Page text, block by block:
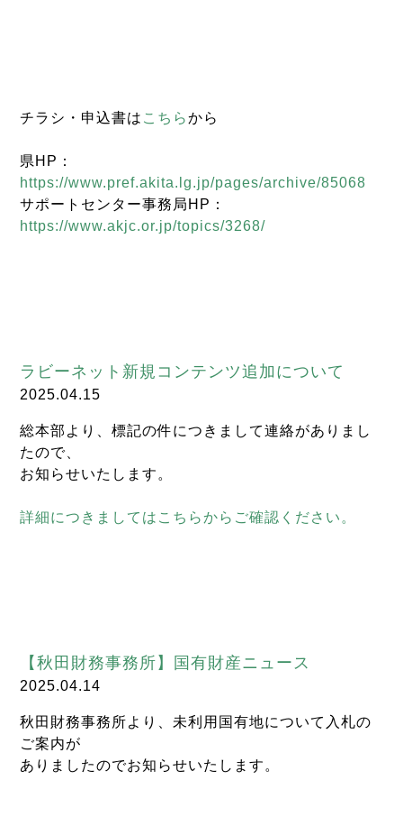
チラシ・申込書は こちらから
県HP：
https://www.pref.akita.lg.jp/pages/archive/85068
サポートセンター事務局HP：
https://www.akjc.or.jp/topics/3268/
ラビーネット新規コンテンツ追加について
2025.04.15
総本部より、標記の件につきまして連絡がありまし
たので、
お知らせいたします。
詳細につきましてはこちらからご確認ください。
【秋田財務事務所】国有財産ニュース
2025.04.14
秋田財務事務所より、未利用国有地について入札の
ご案内が
ありましたのでお知らせいたします。